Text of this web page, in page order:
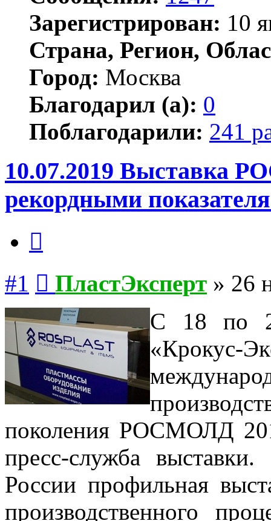
Зарегистрирован: 10
Страна, Регион,
Город: Москва
Благодарил (а): 0
Поблагодарили: 241
10.07.2019 Выставка
рекордными
#1 ПластЭксперт » 26
С 18 по
«Крокус-
поколения РОСМОЛД
пресс-служба
России профильная
производственного